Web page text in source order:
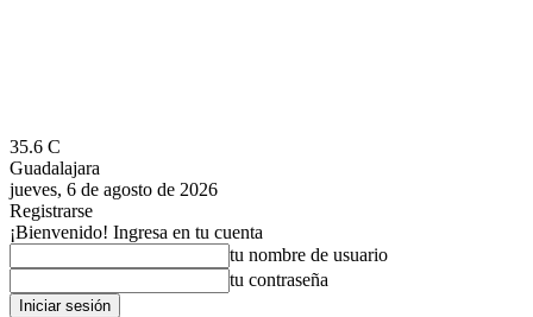
35.6 C
Guadalajara
jueves, 6 de agosto de 2026
Registrarse
¡Bienvenido! Ingresa en tu cuenta
tu nombre de usuario
tu contraseña